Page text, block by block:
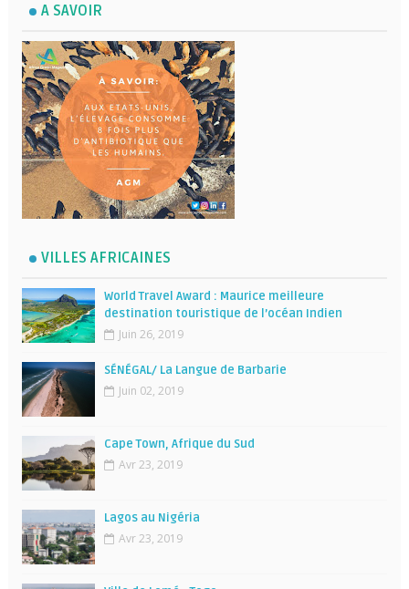
A SAVOIR
VILLES AFRICAINES
World Travel Award : Maurice meilleure
destination touristique de l’océan Indien
Juin 26, 2019
SÉNÉGAL/ La Langue de Barbarie
Juin 02, 2019
Cape Town, Afrique du Sud
Avr 23, 2019
Lagos au Nigéria
Avr 23, 2019